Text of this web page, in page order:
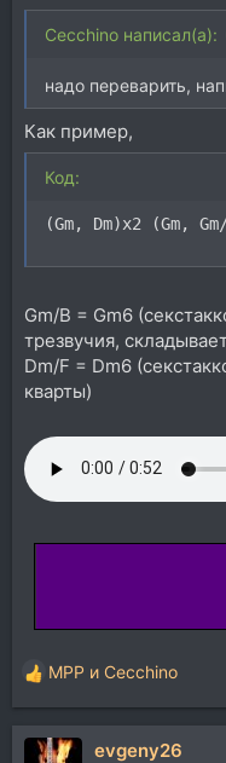
Cecchino написал(а):
надо переварить,
Как пример,
Код:
(Gm, Dm)x2 (Gm,
Gm/B = Gm6
трезвучия,
Dm/F = Dm6
кварты)
Р
е
а
MPP и Cecchino
evgeny26